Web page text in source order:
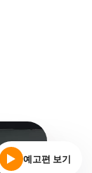
예고편 보기